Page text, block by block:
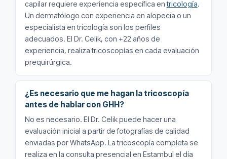
capilar requiere experiencia específica entricología.
Un dermatólogo con experiencia en alopecia o un
especialista en tricología son los perfiles
adecuados. El Dr. Celik, con +22 años de
experiencia, realiza tricoscopías en cada evaluación
prequirúrgica.
¿Es necesario que me hagan la tricoscopía
antes de hablar con GHH?
No es necesario. El Dr. Celik puede hacer una
evaluación inicial a partir de fotografías de calidad
enviadas por WhatsApp. La tricoscopía completa se
realiza en la consulta presencial en Estambul el día